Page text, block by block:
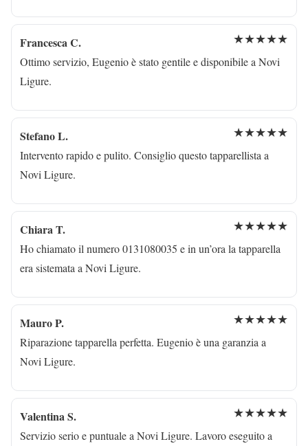
Francesca C. ★★★★★
Ottimo servizio, Eugenio è stato gentile e disponibile a Novi
Ligure.
Stefano L. ★★★★★
Intervento rapido e pulito. Consiglio questo tapparellista a
Novi Ligure.
Chiara T. ★★★★★
Ho chiamato il numero 0131080035 e in un’ora la tapparella
era sistemata a Novi Ligure.
Mauro P. ★★★★★
Riparazione tapparella perfetta. Eugenio è una garanzia a
Novi Ligure.
Valentina S. ★★★★★
Servizio serio e puntuale a Novi Ligure. Lavoro eseguito a